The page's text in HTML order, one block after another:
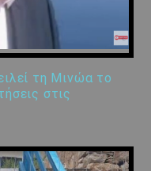
τη Μινώα το
στις